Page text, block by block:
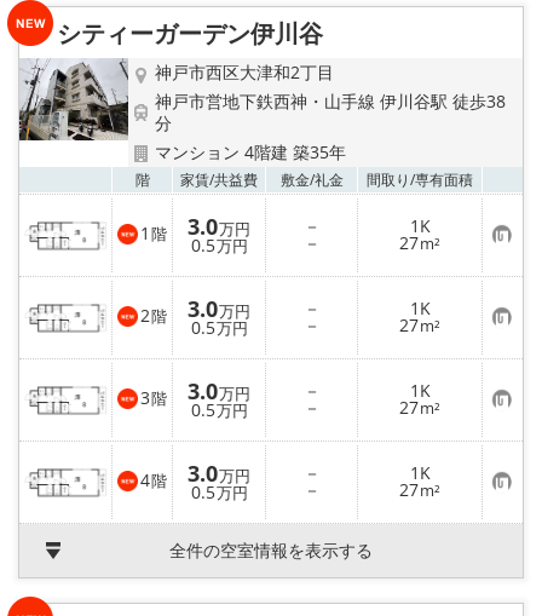
り
シティーガーデン伊川谷
神戸市西区大津和2丁目
神戸市営地下鉄西神・山手線 伊川谷駅 徒歩38
分
マンション 4階建 築35年
階 家賃/共益費 敷金/礼金 間取り/専有面積
1 階 3.0万円
0.5万円
－
－
1K
27m² お
気
に
入
り
登
録
2階 3.0万円
0.5万円
－
－
1K
27m² お
気
に
入
り
登
録
3階 3.0万円
0.5万円
－
－
1K
27m² お
気
に
入
り
登
録
4階 3.0万円
0.5万円
－
－
1K
27m² お
気
に
登
全件の空室情報を表示する